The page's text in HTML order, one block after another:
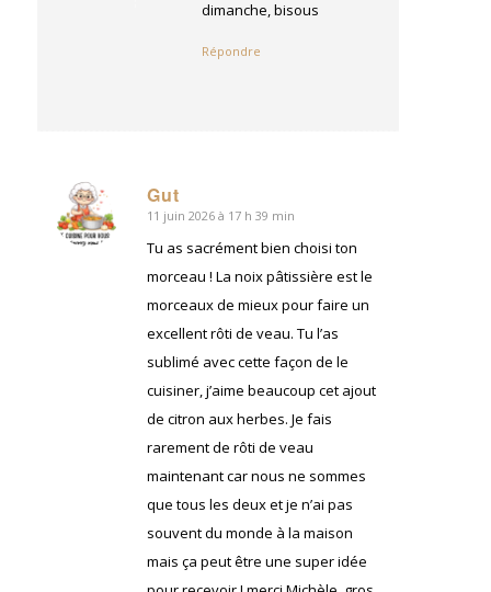
dimanche, bisous
Répondre
Gut
dit
:
11 juin 2026 à 17 h 39 min
Tu as sacrément bien choisi ton
morceau ! La noix pâtissière est le
morceaux de mieux pour faire un
excellent rôti de veau. Tu l’as
sublimé avec cette façon de le
cuisiner, j’aime beaucoup cet ajout
de citron aux herbes. Je fais
rarement de rôti de veau
maintenant car nous ne sommes
que tous les deux et je n’ai pas
souvent du monde à la maison
mais ça peut être une super idée